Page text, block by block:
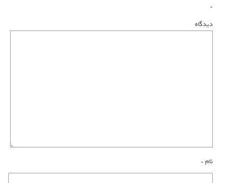
*
دیدگاه
نام*